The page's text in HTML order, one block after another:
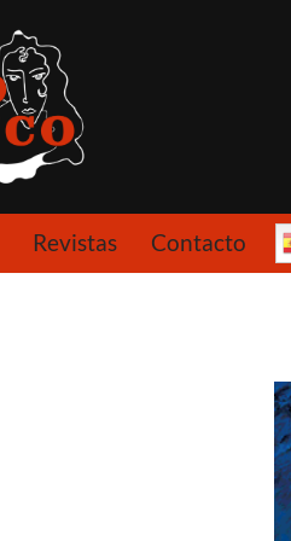
Revistas Contacto